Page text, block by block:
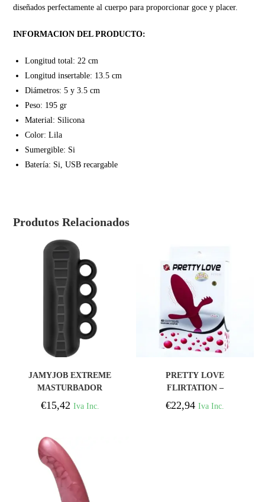
diseñados perfectamente al cuerpo para proporcionar goce y placer.
INFORMACION DEL PRODUCTO:
Longitud total: 22 cm
Longitud insertable: 13.5 cm
Diámetros: 5 y 3.5 cm
Peso: 195 gr
Material: Silicona
Color: Lila
Sumergible: Si
Batería: Si, USB recargable
Produtos Relacionados
JAMYJOB EXTREME
MASTURBADOR
TENSEK 5 NEGRO
€15,42 Iva Inc.
PRETTY LOVE
FLIRTATION –
VIBRADOR FITCH
€22,94 Iva Inc.